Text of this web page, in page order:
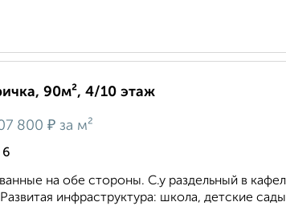
90м², 4/10 этаж
800 ₽ за м²
6
на обе стороны. С.у раздельный в
инфраструктура: школа, детские